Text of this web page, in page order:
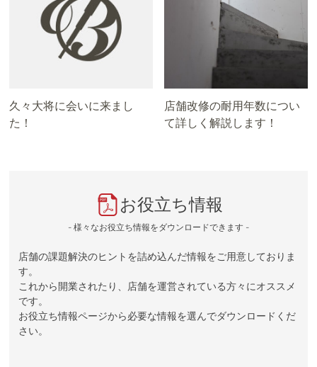
久々大将に会いに来まし
た！
店舗改修の耐用年数につい
て詳しく解説します！
お役立ち情報
- 様々なお役立ち情報をダウンロードできます -
店舗の課題解決のヒントを詰め込んだ情報をご用意しておりま
す。
これから開業されたり、店舗を運営されている方々にオススメ
です。
お役立ち情報ページから必要な情報を選んでダウンロードくだ
さい。